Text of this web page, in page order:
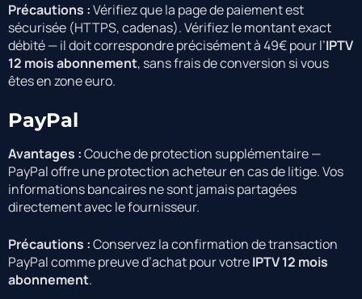
Précautions :Vérifiez que la page de paiement est
sécurisée (HTTPS, cadenas). Vérifiez le montant exact
débité — il doit correspondre précisément à 49€ pour l’IPTV
12 mois abonnement, sans frais de conversion si vous
êtes en zone euro.
PayPal
Avantages :Couche de protection supplémentaire —
PayPal offre une protection acheteur en cas de litige. Vos
informations bancaires ne sont jamais partagées
directement avec le fournisseur.
Précautions :Conservez la confirmation de transaction
PayPal comme preuve d’achat pour votreIPTV 12 mois
abonnement.